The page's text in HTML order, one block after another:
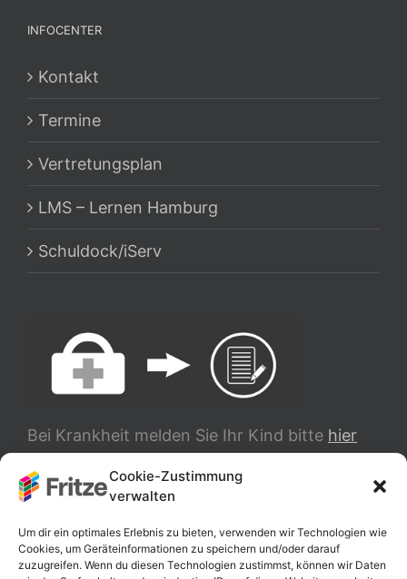
Cookie-Zustimmung
verwalten
Um dir ein optimales Erlebnis zu bieten, verwenden wir Technologien wie
Cookies, um Geräteinformationen zu speichern und/oder darauf
zuzugreifen. Wenn du diesen Technologien zustimmst, können wir Daten
INFOCENTER
Kontakt
Termine
Vertretungsplan
LMS – Lernen Hamburg
Schuldock/iServ
Bei Krankheit melden Sie Ihr Kind bitte hier
TRANSLATE